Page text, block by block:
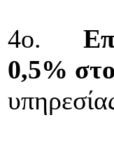
4ο.
0,5%